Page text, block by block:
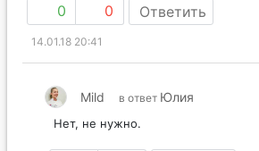
0 0 Ответить
14.01.18 20:41
Mild в ответ Юлия
Нет, не нужно.